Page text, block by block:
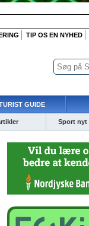
TIP OS EN NYHED
GUIDE
Sport nyt